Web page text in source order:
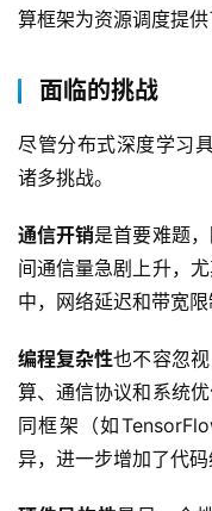
首
页
产
品
与
服
务
算框架为资源调度提
面临的挑战
尽管分布式深度学习
诸多挑战。
通信开销是首要难题
间通信量急剧上升，
中，网络延迟和带宽
编程复杂性也不容忽
算、通信协议和系统
同框架（如
异，进一步增加了代